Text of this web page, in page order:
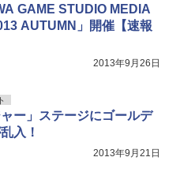
GAME STUDIO MEDIA
AUTUMN」開催【速報
2013年9月26日
ャー」ステージにゴールデ
入！
2013年9月21日